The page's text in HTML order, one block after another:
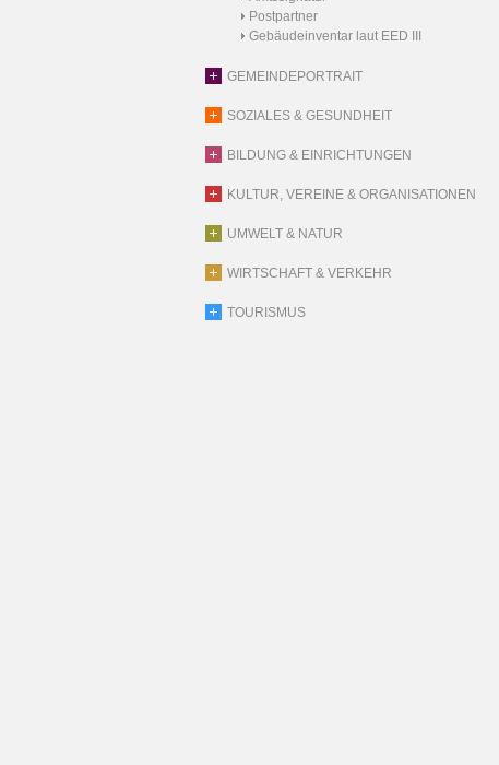
Postpartner
Gebäudeinventar laut EED III
GEMEINDEPORTRAIT
SOZIALES & GESUNDHEIT
BILDUNG & EINRICHTUNGEN
KULTUR, VEREINE & ORGANISATIONEN
UMWELT & NATUR
WIRTSCHAFT & VERKEHR
TOURISMUS